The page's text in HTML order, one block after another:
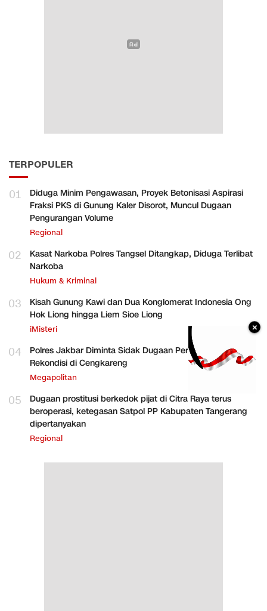
TERPOPULER
01
Diduga Minim Pengawasan, Proyek Betonisasi Aspirasi
Fraksi PKS di Gunung Kaler Disorot, Muncul Dugaan
Pengurangan Volume
Regional
02
Kasat Narkoba Polres Tangsel Ditangkap, Diduga Terlibat
Narkoba
Hukum & Kriminal
03
Kisah Gunung Kawi dan Dua Konglomerat Indonesia Ong
Hok Liong hingga Liem Sioe Liong
iMisteri
04
Polres Jakbar Diminta Sidak Dugaan Perakitan HP
Rekondisi di Cengkareng
Megapolitan
05
Dugaan prostitusi berkedok pijat di Citra Raya terus
beroperasi, ketegasan Satpol PP Kabupaten Tangerang
dipertanyakan
Regional
×